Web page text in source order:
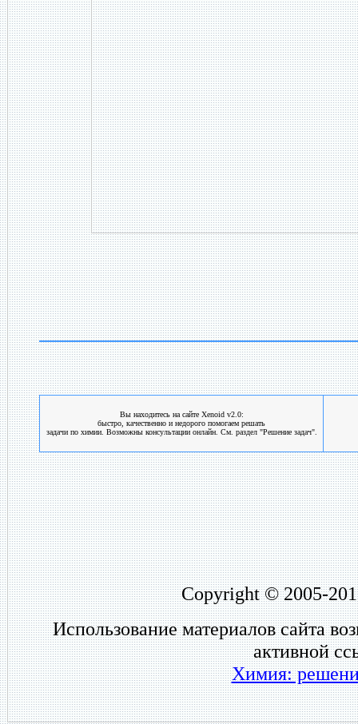
Вы находитесь на сайте Xenoid v2.0:
быстро, качественно и недорого помогаем решать
задачи по химии. Возможны консультации онлайн. См. раздел "Решение задач".
Copyright © 2005-
Использование материалов сайта
активной
Химия: